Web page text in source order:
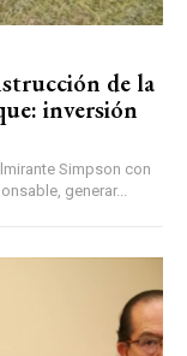
de la
inversión
Simpson con
generar...